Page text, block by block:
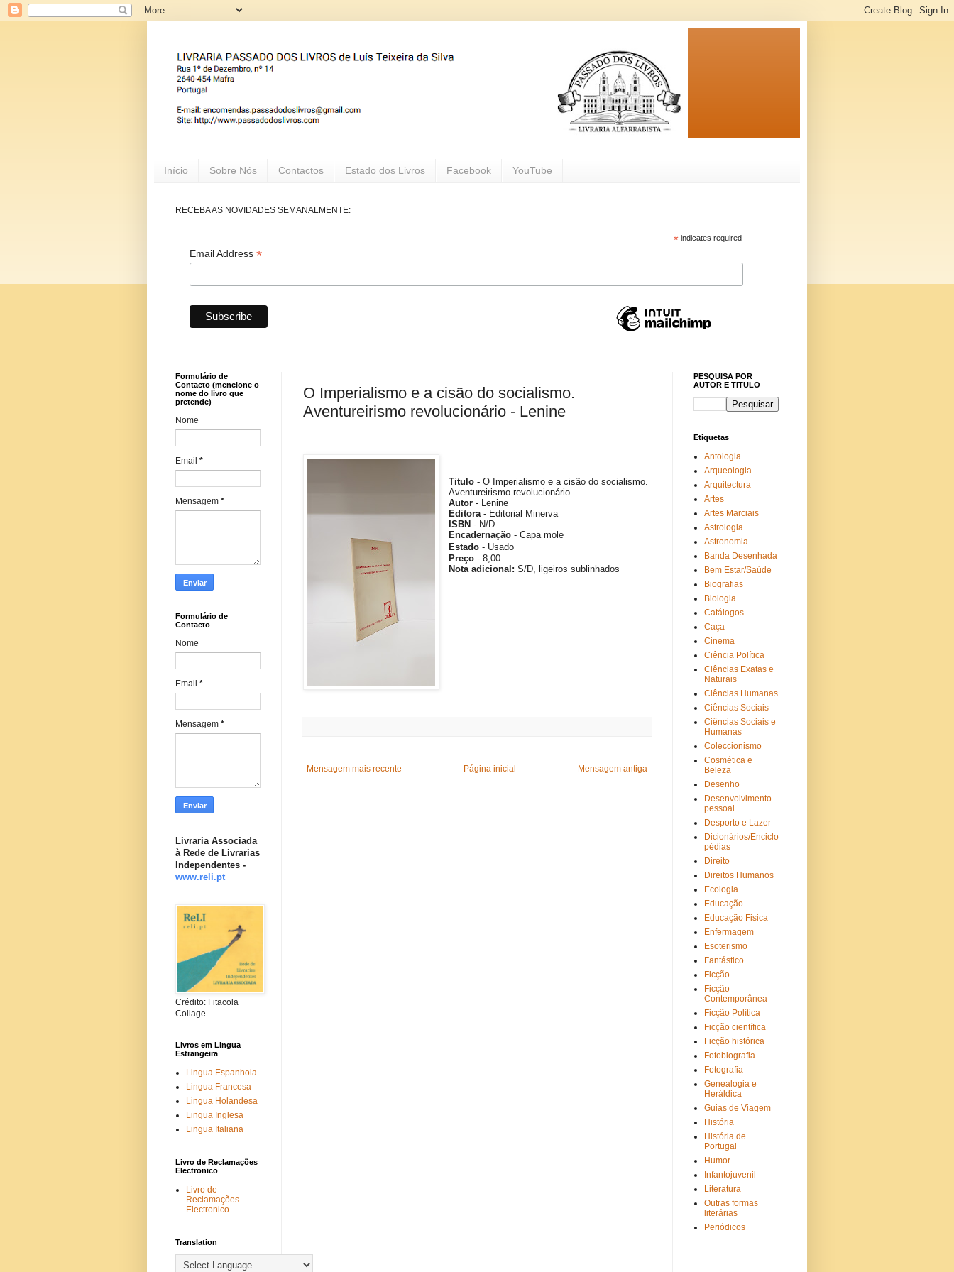
Início Sobre Nós Contactos Estado dos Livros Facebook YouTube
RECEBA AS NOVIDADES SEMANALMENTE:
*indicates required
Email Address *
O Imperialismo e a cisão do socialismo.
Aventureirismo revolucionário - Lenine
Titulo -O Imperialismo e a cisão do socialismo.
Aventureirismo revolucionário
Autor - Lenine
Editora- Editorial Minerva
ISBN - N/D
Encadernação - Capa mole
Estado - Usado
Preço - 8,00
Notaadicional :S/D, ligeiros sublinhados
Mensagem mais recente Mensagem antiga
Página inicial
Formulário de
Contacto (mencione o
nome do livro que
pretende)
Nome
Email *
Mensagem *
Formulário de
Contacto
Nome
Email *
Mensagem *
Livraria Associada
à Rede de Livrarias
Independentes -
www.reli.pt
Crédito: Fitacola
Collage
Livros em Lingua
Estrangeira
Lingua Espanhola
Lingua Francesa
Lingua Holandesa
Lingua Inglesa
Lingua Italiana
Livro de Reclamações
Electronico
Livro de
Reclamações
Electronico
Translation
PESQUISA POR
AUTOR E TITULO
Etiquetas
Antologia
Arqueologia
Arquitectura
Artes
Artes Marciais
Astrologia
Astronomia
Banda Desenhada
Bem Estar/Saúde
Biografias
Biologia
Catálogos
Caça
Cinema
Ciência Política
Ciências Exatas e
Naturais
Ciências Humanas
Ciências Sociais
Ciências Sociais e
Humanas
Coleccionismo
Cosmética e
Beleza
Desenho
Desenvolvimento
pessoal
Desporto e Lazer
Dicionários/Enciclo
pédias
Direito
Direitos Humanos
Ecologia
Educação
Educação Fisica
Enfermagem
Esoterismo
Fantástico
Ficção
Ficção
Contemporânea
Ficção Política
Ficção científica
Ficção histórica
Fotobiografia
Fotografia
Genealogia e
Heráldica
Guias de Viagem
História
História de
Portugal
Humor
Infantojuvenil
Literatura
Outras formas
literárias
Periódicos